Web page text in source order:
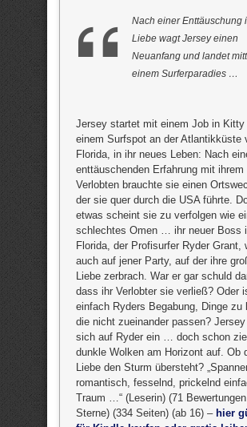
Nach einer Enttäuschung
Liebe wagt Jersey einen
Neuanfang und landet
einem Surferparadies …
Jersey startet mit einem Job in Kitty
einem Surfspot an der Atlantikküste
Florida, in ihr neues Leben: Nach
enttäuschenden Erfahrung mit ihrem
Verlobten brauchte sie einen
der sie quer durch die USA führte.
etwas scheint sie zu verfolgen wie
schlechtes Omen … ihr neuer Boss
Florida, der Profisurfer Ryder Grant,
auch auf jener Party, auf der ihre
Liebe zerbrach. War er gar schuld
dass ihr Verlobter sie verließ? Oder
einfach Ryders Begabung, Dinge zu
die nicht zueinander passen?
sich auf Ryder ein … doch schon
dunkle Wolken am Horizont auf. Ob
Liebe den Sturm übersteht?
romantisch, fesselnd, prickelnd
Traum …“ (Leserin) (71
Sterne) (334 Seiten) (ab 16) – hier